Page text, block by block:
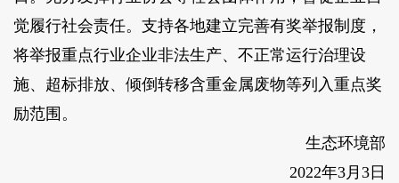
觉履行社会责任。支持各地建立完善有奖举报制度，
将举报重点行业企业非法生产、不正常运行治理设
施、超标排放、倾倒转移含重金属废物等列入重点奖
励范围。
生态环境部
2022年3月3日